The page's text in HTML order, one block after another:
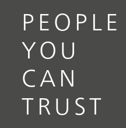
PEOPLE
YOU
CAN
TRUST